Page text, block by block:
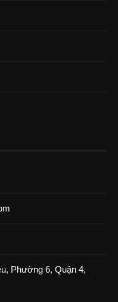
Phường 6, Quận 4,